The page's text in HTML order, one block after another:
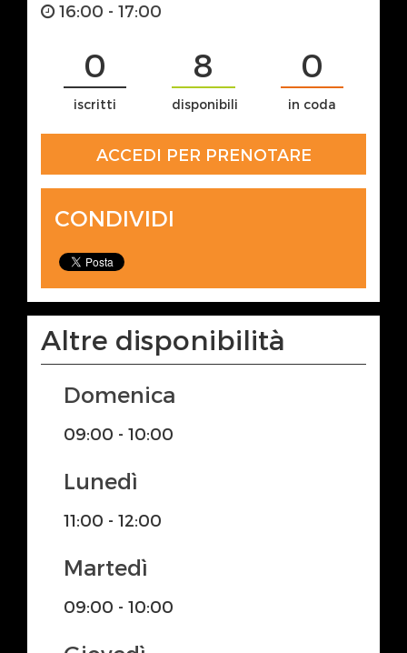
16:00 - 17:00
0
iscritti
8
disponibili
0
in coda
ACCEDI PER PRENOTARE
CONDIVIDI
Altre disponibilità
Domenica
09:00 - 10:00
Lunedì
11:00 - 12:00
Martedì
09:00 - 10:00